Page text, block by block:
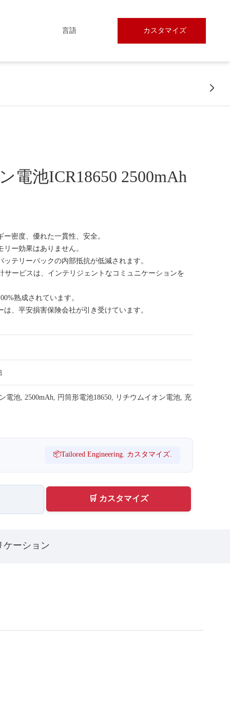
言語 カスタマイズ

電池ICR18650 2500mAh
密度、優れた一貫性、安全。
ー効果はありません。
テリーパックの内部抵抗が低減されます。
サービスは、インテリジェントなコミュニケーションを
熟成されています。
、平安損害保険会社が引き受けています。
電池, 2500mAh, 円筒形電池18650, リチウムイオン電池, 充
📦Tailored Engineering. カスタマイズ.
🛒 カスタマイズ
ケーション